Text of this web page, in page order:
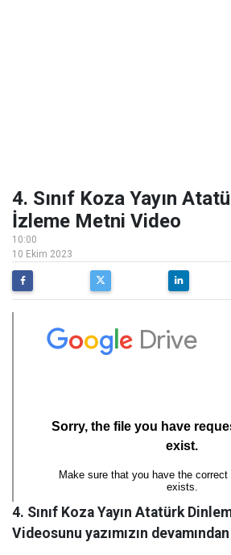
4. Sınıf Koza Yayın
İzleme Metni Video
10:00
10 Ekim 2023
4. Sınıf Koza Yayın Atatürk
Videosunu yazımızın